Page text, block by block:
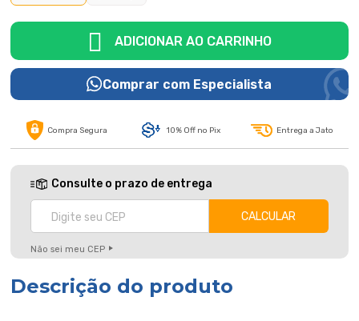
ADICIONAR AO CARRINHO
Comprar com Especialista
Compra Segura 10% Off no Pix Entrega a Jato
Consulte o prazo de entrega
Não sei meu CEP
Descrição do produto